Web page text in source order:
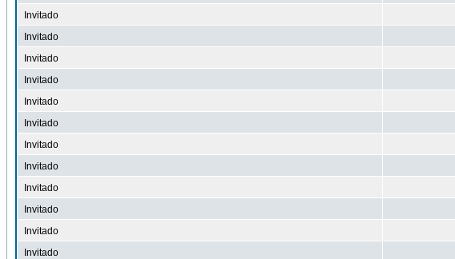
Invitado
Invitado
Invitado
Invitado
Invitado
Invitado
Invitado
Invitado
Invitado
Invitado
Invitado
Invitado